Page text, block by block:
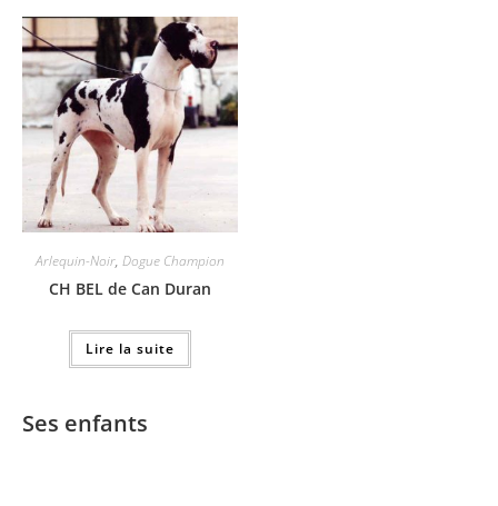
Arlequin-Noir, Dogue Champion
CH BEL de Can Duran
Lire la suite
Ses enfants